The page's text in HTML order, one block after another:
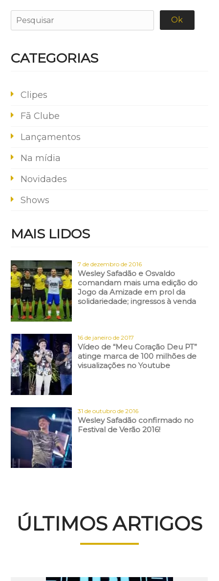
CATEGORIAS
Clipes
Fã Clube
Lançamentos
Na mídia
Novidades
Shows
MAIS LIDOS
7 de dezembro de 2016
Wesley Safadão e Osvaldo
comandam mais uma edição do
Jogo da Amizade em prol da
solidariedade; ingressos à venda
16 de janeiro de 2017
Vídeo de “Meu Coração Deu PT”
atinge marca de 100 milhões de
visualizações no Youtube
31 de outubro de 2016
Wesley Safadão confirmado no
Festival de Verão 2016!
ÚLTIMOS ARTIGOS